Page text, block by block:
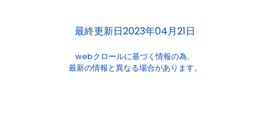
最終更新日2023年04月21日
webクロールに基づく情報の為、
最新の情報と異なる場合があります。